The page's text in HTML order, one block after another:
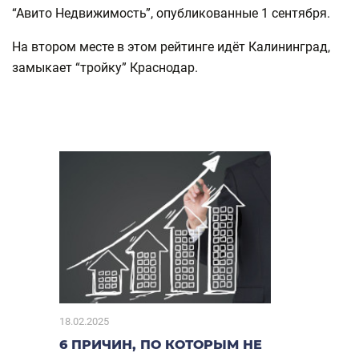
“Авито Недвижимость”, опубликованные 1 сентября.
На втором месте в этом рейтинге идёт Калининград,
замыкает “тройку” Краснодар.
18.02.2025
6 ПРИЧИН, ПО КОТОРЫМ НЕ